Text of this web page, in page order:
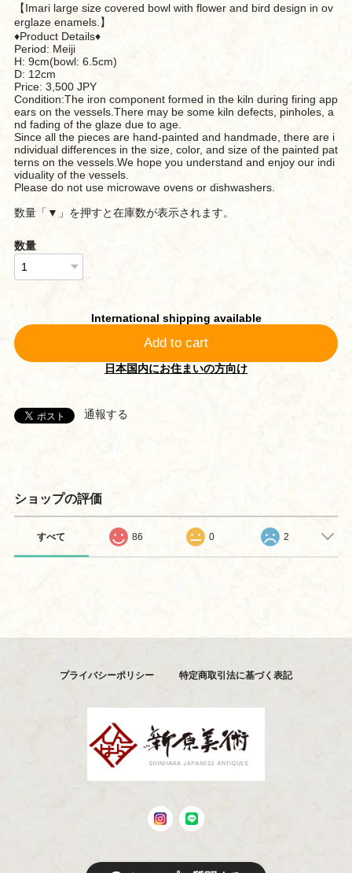
【Imari large size covered bowl with flower and bird design in ov
erglaze enamels.】
♦︎Product Details♦︎
Period: Meiji
H: 9cm(bowl: 6.5cm)
D: 12cm
Price: 3,500 JPY
Condition:The iron component formed in the kiln during firing app
ears on the vessels.There may be some kiln defects, pinholes, a
nd fading of the glaze due to age.
Since all the pieces are hand-painted and handmade, there are i
ndividual differences in the size, color, and size of the painted pat
terns on the vessels.We hope you understand and enjoy our indi
viduality of the vessels.
Please do not use microwave ovens or dishwashers.
数量「▼」を押すと在庫数が表示されます。
数量
International shipping available
Add to cart
日本国内にお住まいの方向け
通報する
ショップの評価
すべて 86 0 2
プライバシーポリシー 特定商取引法に基づく表記